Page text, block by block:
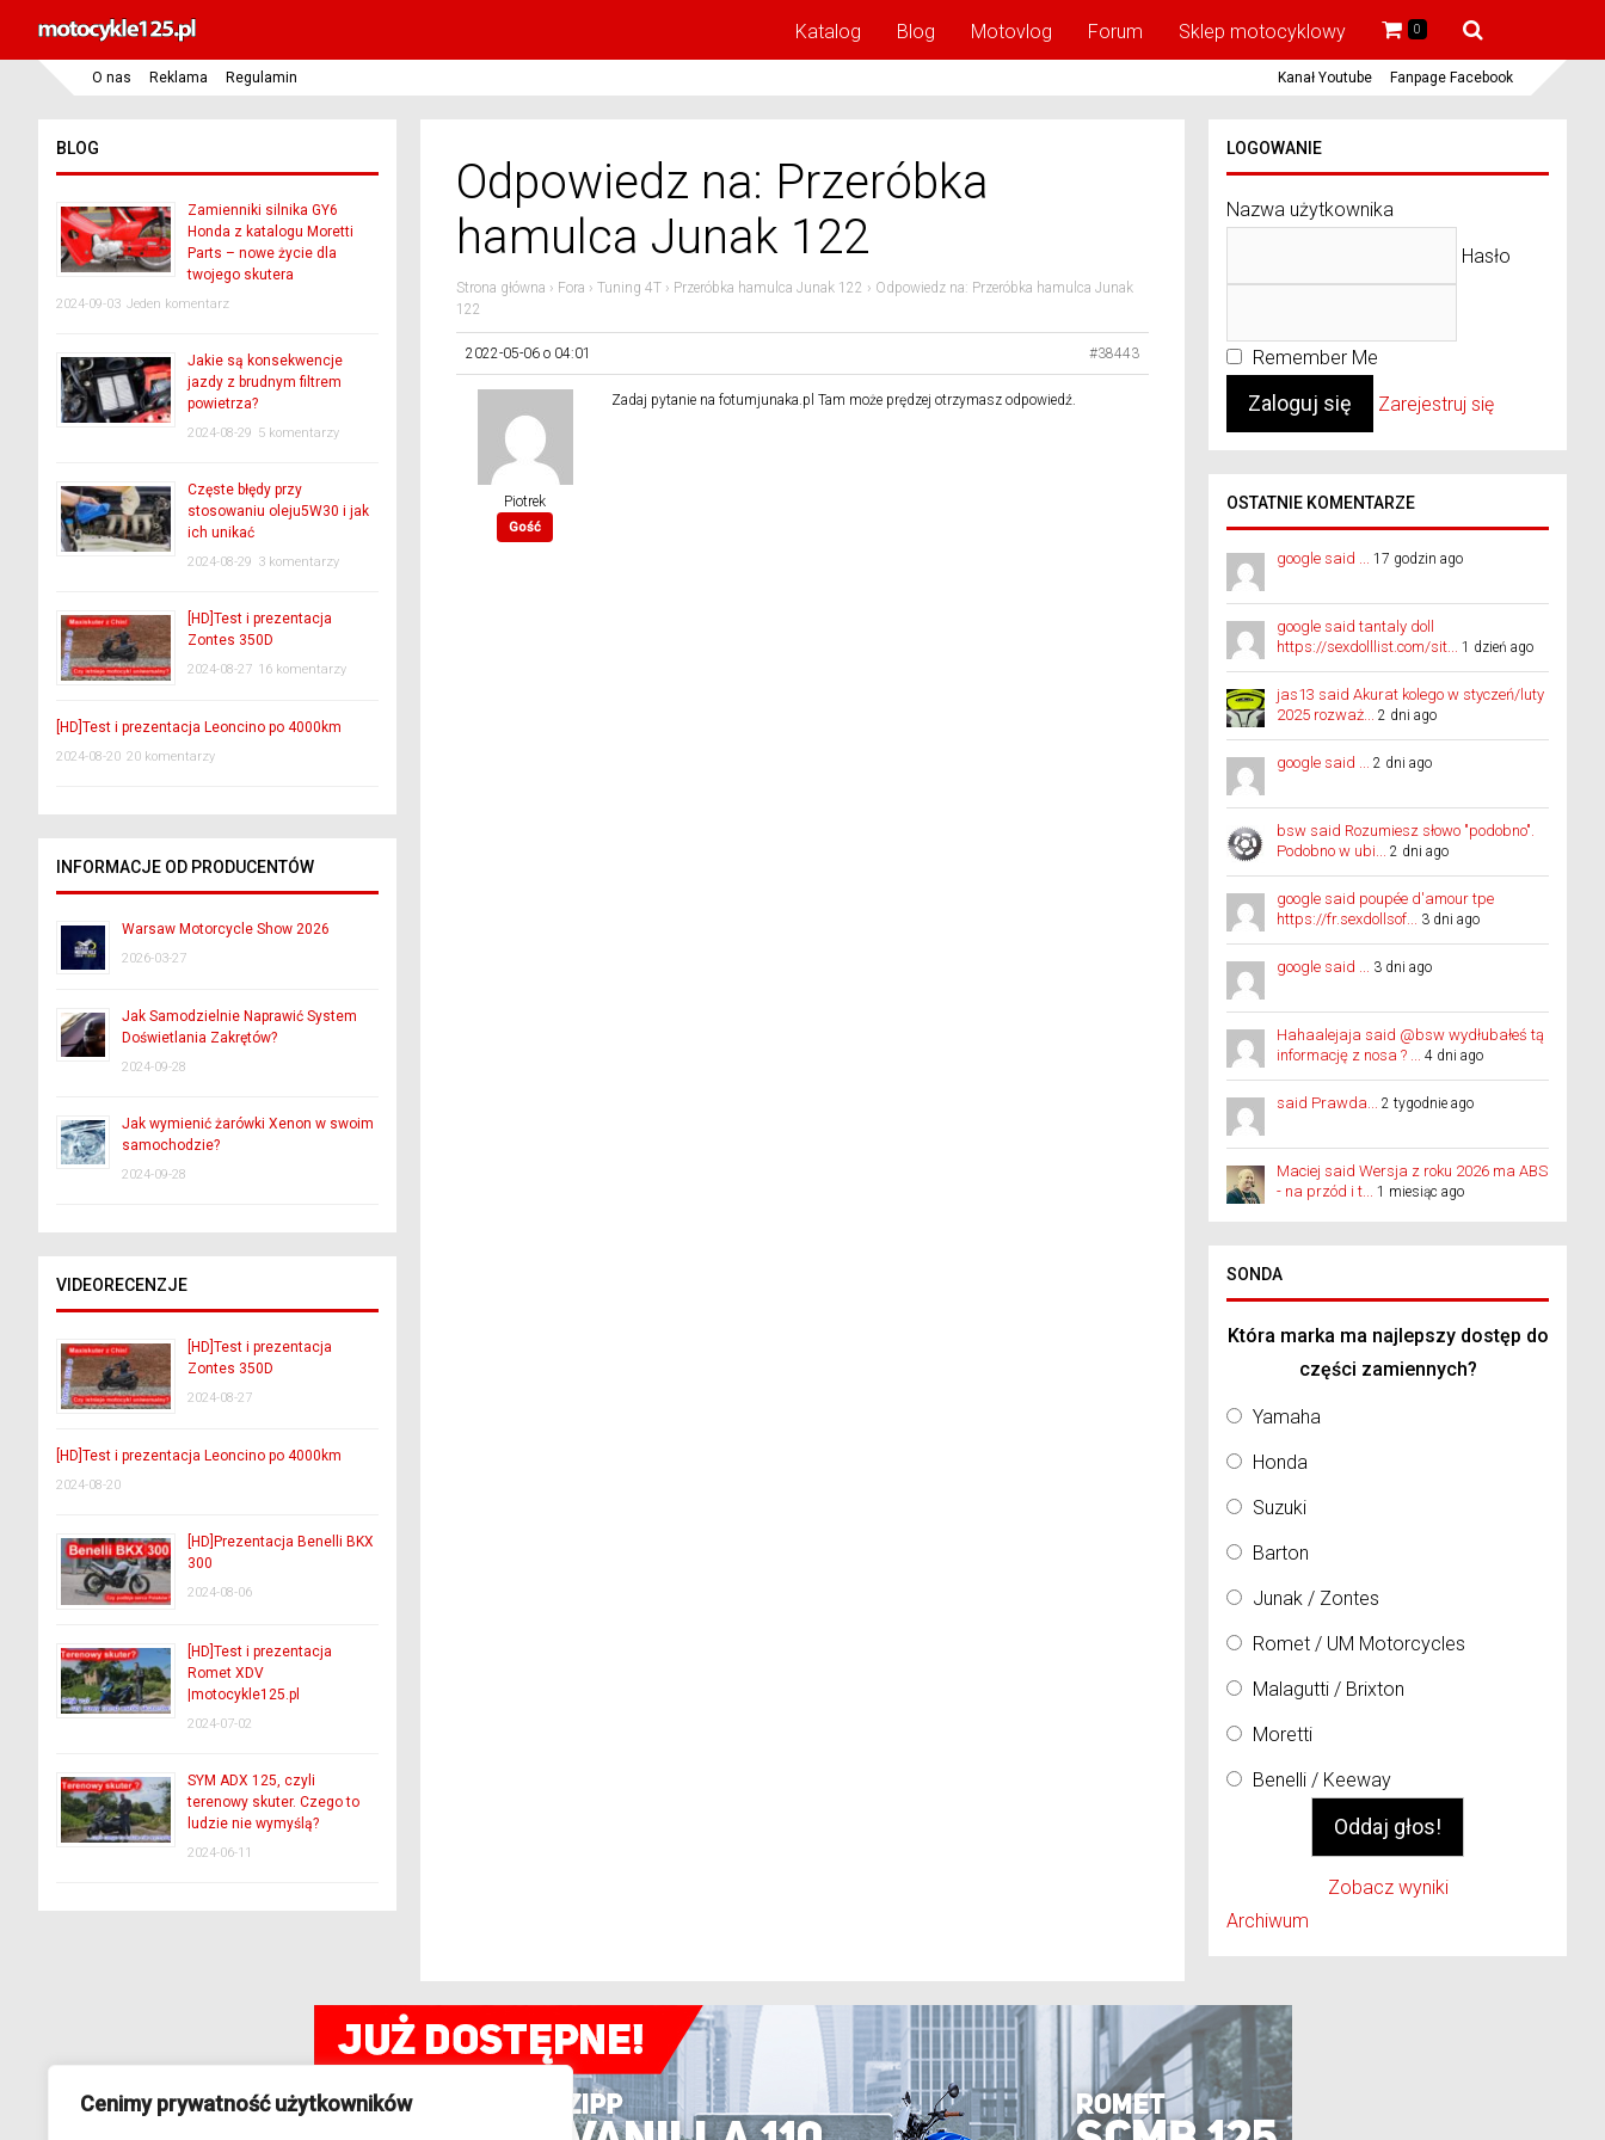
Cenimy prywatność użytkowników
Katalog Blog Motovlog Forum Sklep motocyklowy 0
O nas Reklama Regulamin Kanał Youtube Fanpage Facebook
Odpowiedz na: Przeróbka
hamulca Junak 122
Strona główna › Fora › Tuning 4T › Przeróbka hamulca Junak 122 › Odpowiedz na: Przeróbka hamulca Junak
122
2022-05-06 o 04:01 #38443
Piotrek
Gość
Zadaj pytanie na fotumjunaka.pl Tam może prędzej otrzymasz odpowiedź.
BLOG
Zamienniki silnika GY6
Honda z katalogu Moretti
Parts – nowe życie dla
twojego skutera
2024-09-03 Jeden komentarz
Jakie są konsekwencje
jazdy z brudnym filtrem
powietrza?
2024-08-29 5 komentarzy
Częste błędy przy
stosowaniu oleju5W30 i jak
ich unikać
2024-08-29 3 komentarzy
[HD]Test i prezentacja
Zontes 350D
2024-08-27 16 komentarzy
[HD]Test i prezentacja Leoncino po 4000km
2024-08-20 20 komentarzy
INFORMACJE OD PRODUCENTÓW
Warsaw Motorcycle Show 2026
2026-03-27
Jak Samodzielnie Naprawić System
Doświetlania Zakrętów?
2024-09-28
Jak wymienić żarówki Xenon w swoim
samochodzie?
2024-09-28
VIDEORECENZJE
[HD]Test i prezentacja
Zontes 350D
2024-08-27
[HD]Test i prezentacja Leoncino po 4000km
2024-08-20
[HD]Prezentacja Benelli BKX
300
2024-08-06
[HD]Test i prezentacja
Romet XDV
|motocykle125.pl
2024-07-02
SYM ADX 125, czyli
terenowy skuter. Czego to
ludzie nie wymyślą?
2024-06-11
LOGOWANIE
Nazwa użytkownika
Hasło
Remember Me
Zarejestruj się
OSTATNIE KOMENTARZE
google said ... 17 godzin ago
google said tantaly doll
https://sexdolllist.com/sit... 1 dzień ago
jas13 said Akurat kolego w styczeń/luty
2025 rozważ... 2 dni ago
google said ... 2 dni ago
bsw said Rozumiesz słowo "podobno".
Podobno w ubi... 2 dni ago
google said poupée d'amour tpe
https://fr.sexdollsof... 3 dni ago
google said ... 3 dni ago
Hahaalejaja said @bsw wydłubałeś tą
informację z nosa ? ... 4 dni ago
said Prawda... 2 tygodnie ago
Maciej said Wersja z roku 2026 ma ABS
- na przód i t... 1 miesiąc ago
SONDA
Która marka ma najlepszy dostęp do
części zamiennych?
Yamaha
Honda
Suzuki
Barton
Junak / Zontes
Romet / UM Motorcycles
Malagutti / Brixton
Moretti
Benelli / Keeway
Zobacz wyniki
Archiwum